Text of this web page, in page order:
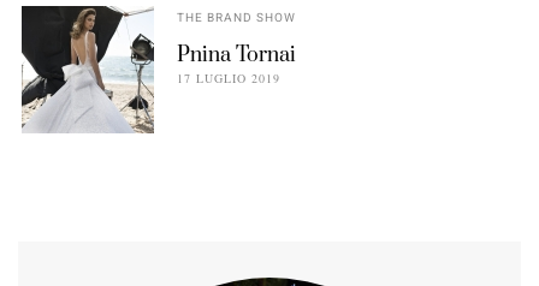
THE BRAND SHOW
Pnina Tornai
17 LUGLIO 2019